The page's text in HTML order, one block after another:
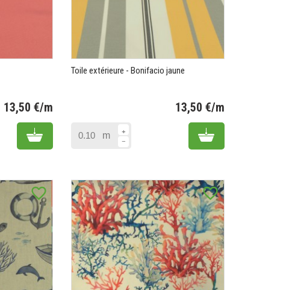
13,50 €/m
Add to cart
Toile extérieure - Bonifacio jaune
13,50 €/m
m Add to cart
favorite_border favorite_border